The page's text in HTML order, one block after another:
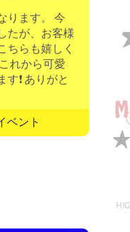
ります。 今
たが、お客様
ちらも嬉しく
れから可愛
❗ ありがと
ベント